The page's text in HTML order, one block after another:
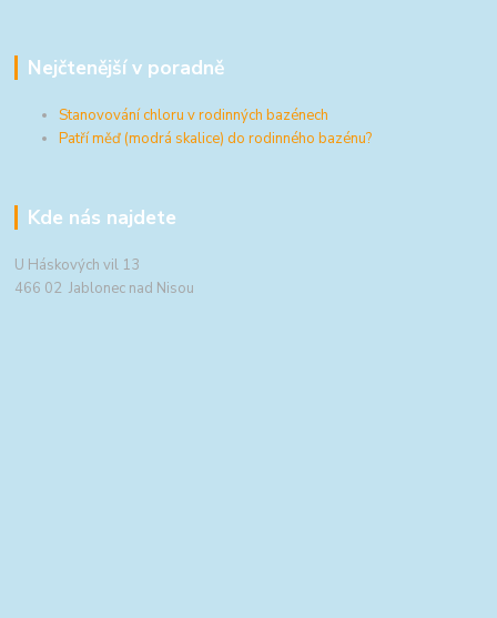
Nejčtenější v poradně
Stanovování chloru v rodinných bazénech
Patří měď (modrá skalice) do rodinného bazénu?
Kde nás najdete
U Háskových vil 13
466 02 Jablonec nad Nisou